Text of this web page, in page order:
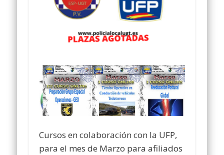
Cursos en colaboración con la UFP,
para el mes de Marzo para afiliados